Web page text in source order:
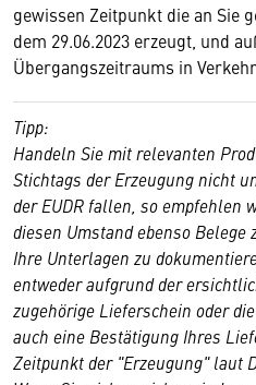
gewissen Zeitpunkt die an Sie
dem 29.06.2023 erzeugt, und
Übergangszeitraums in
Tipp:
Handeln Sie mit relevanten
Stichtags der Erzeugung nicht
der EUDR fallen, so empfehlen
diesen Umstand ebenso
Ihre Unterlagen zu
entweder aufgrund der
zugehörige Lieferschein oder
auch eine Bestätigung Ihres
Zeitpunkt der "Erzeugung" laut